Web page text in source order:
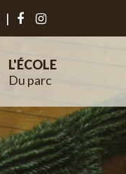
|
L'ÉCOLE
Du parc